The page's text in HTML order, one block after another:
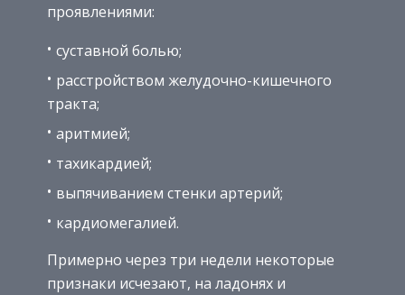
проявлениями:
суставной болью;
расстройством желудочно-кишечного
тракта;
аритмией;
тахикардией;
выпячиванием стенки артерий;
кардиомегалией.
Примерно через три недели некоторые
признаки исчезают, на ладонях и